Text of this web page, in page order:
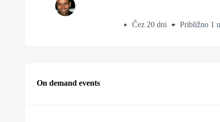
Čez 20 dni Približno 1
On demand events